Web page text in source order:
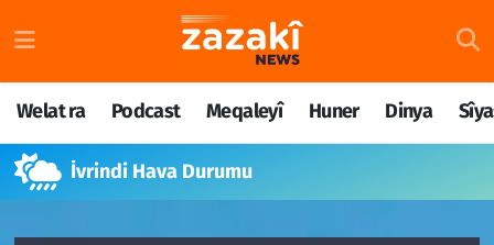
Welat ra Podcast Meqaleyî Huner Dinya
İvrindi Hava Durumu
Welat ra
Podcast
Meqaleyî
Nöbetçi Eczaneler
Hava Durumu
Namaz Vakitleri